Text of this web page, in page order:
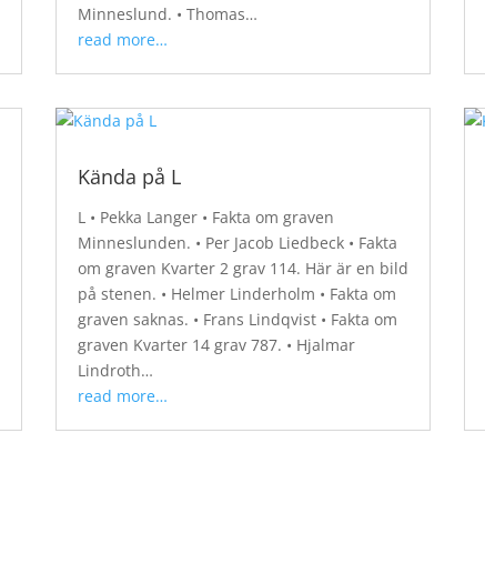
Minneslund. • Thomas…
read more…
Kända på L
L • Pekka Langer • Fakta om graven
Minneslunden. • Per Jacob Liedbeck • Fakta
om graven Kvarter 2 grav 114. Här är en bild
på stenen. • Helmer Linderholm • Fakta om
graven saknas. • Frans Lindqvist • Fakta om
graven Kvarter 14 grav 787. • Hjalmar
Lindroth…
read more…